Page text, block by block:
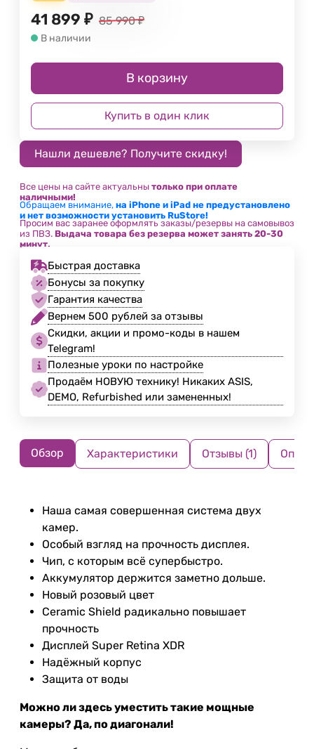
41 899 ₽ 85 990 ₽
В наличии
В корзину
Купить в один клик
Все цены на сайте актуальны только при оплате
наличными!
Обращаем внимание, на iPhone и iPad не предустановлено
и нет возможности установить RuStore!
Просим вас заранее оформлять заказы/резервы на самовывоз
из ПВЗ. Выдача товара без резерва может занять 20-30
минут.
Быстрая доставка
Бонусы за покупку
Гарантия качества
Вернем 500 рублей за отзывы
Скидки, акции и промо-коды в нашем
Telegram!
Полезные уроки по настройке
Продаём НОВУЮ технику! Никаких ASIS,
DEMO, Refurbished или замененных!
Обзор Характеристики Отзывы (1)
Наша самая совершенная система двух
камер.
Особый взгляд на прочность дисплея.
Чип, с которым всё супербыстро.
Аккумулятор держится заметно дольше.
Новый розовый цвет
Ceramic Shield радикально повышает
прочность
Дисплей Super Retina XDR
Надёжный корпус
Защита от воды
Можно ли здесь уместить такие мощные
камеры? Да, по диагонали!